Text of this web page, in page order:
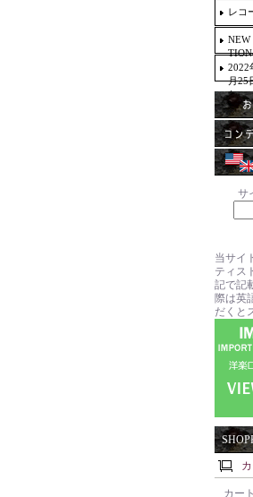
レコ
NEW
2022
月25
た。
サ
当サイ
ティス
記で記
際は英
だくと
カー